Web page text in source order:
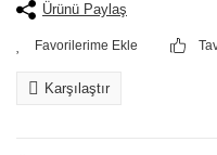
Ürünü Paylaş
Karşılaştır